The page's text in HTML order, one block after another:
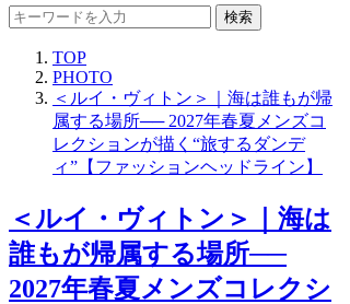
検索
TOP
PHOTO
＜ルイ・ヴィトン＞｜海は誰もが帰
属する場所── 2027年春夏メンズコ
レクションが描く“旅するダンデ
ィ”【ファッションヘッドライン】
＜ルイ・ヴィトン＞｜海は
誰もが帰属する場所──
2027年春夏メンズコレクシ